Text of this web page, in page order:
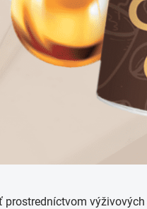
prostredníctvom výživových